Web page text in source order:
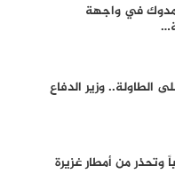
في واجهة
الطاولة.. وزير الدفاع
وتحذر من أمطار غزيرة